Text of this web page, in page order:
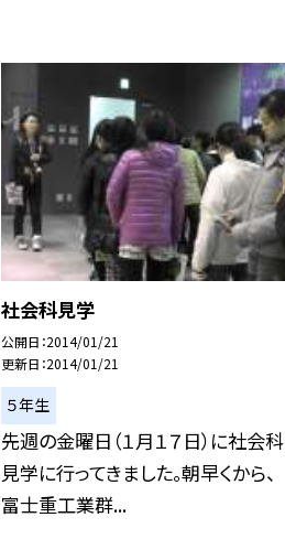
社会科見学
公開日 2014/01/21
更新日 2014/01/21
５年生
先週の金曜日（１月１７日）に社会科
見学に行ってきました。朝早くから、
富士重工業群...